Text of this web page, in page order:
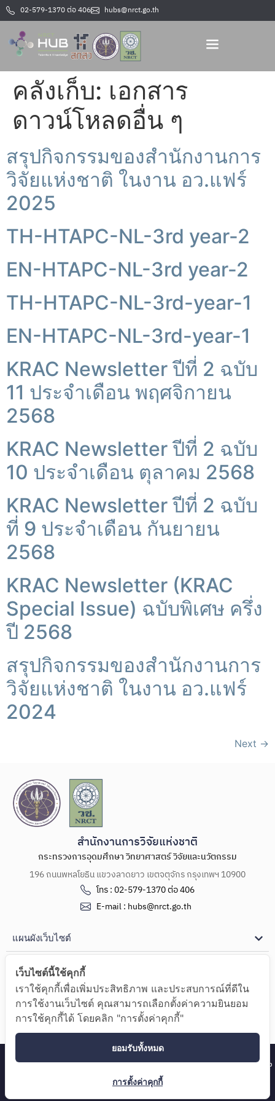
02-579-1370 ต่อ 406 hubs@nrct.go.th
คลังเก็บ: เอกสาร
ดาวน์โหลดอื่น ๆ
สรุปกิจกรรมของสำนักงานการ
วิจัยแห่งชาติ ในงาน อว.แฟร์
2025
TH-HTAPC-NL-3rd year-2
EN-HTAPC-NL-3rd year-2
TH-HTAPC-NL-3rd-year-1
EN-HTAPC-NL-3rd-year-1
KRAC Newsletter ปีที่ 2 ฉบับ
11 ประจำเดือน พฤศจิกายน
2568
KRAC Newsletter ปีที่ 2 ฉบับ
10 ประจำเดือน ตุลาคม 2568
KRAC Newsletter ปีที่ 2 ฉบับ
ที่ 9 ประจำเดือน กันยายน
2568
KRAC Newsletter (KRAC
Special Issue) ฉบับพิเศษ ครึ่ง
ปี 2568
สรุปกิจกรรมของสำนักงานการ
วิจัยแห่งชาติ ในงาน อว.แฟร์
2024
Next →
สำนักงานการวิจัยแห่งชาติ
กระทรวงการอุดมศึกษา วิทยาศาสตร์ วิจัยและนวัตกรรม
196 ถนนพหลโยธิน แขวงลาดยาว เขตจตุจักร กรุงเทพฯ 10900
โทร : 02-579-1370 ต่อ 406
E-mail : hubs@nrct.go.th
แผนผังเว็บไซต์
ช่องทางการติดต่อ
นโยบายความเป็นส่วนตัว
Copyright Ⓒ 2024 ศูนย์รวมผู้เชี่ยวชาญ (Hub of Talents) และศูนย์กลางด้านความรู้
(Hub of Knowledge)
ศูนย์รวมผู้เชี่ยวชาญ (Hub of Talents) และศูนย์กลางด้านความรู้ (Hub
of Knowledge)
เว็บไซต์นี้ใช้คุกกี้
เราใช้คุกกี้เพื่อเพิ่มประสิทธิภาพ และประสบการณ์ที่ดีใน
การใช้งานเว็บไซต์ คุณสามารถเลือกตั้งค่าความยินยอม
การใช้คุกกี้ได้ โดยคลิก "การตั้งค่าคุกกี้"
ยอมรับทั้งหมด
การตั้งค่าคุกกี้